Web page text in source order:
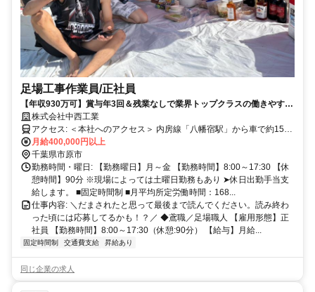
足場工事作業員/正社員
【年収930万可】賞与年3回＆残業なしで業界トップクラスの働きやす
さ！株式会社中西工業
アクセス: ​＜本社へのアクセス＞ 内房線「八幡宿駅」から車で約15分
内房線「五井駅」から車で約20分 ・マイカー通勤OK ・バイク通勤
OK ※燃料費支給あり（規程あり）
月給400,000円以上
千葉県市原市
勤務時間・曜日: 【勤務曜日】月～金 【勤務時間】8:00～17:30 【休
憩時間】90分 ※現場によっては土曜日勤務もあり ➤休日出勤手当支
給します。 ■固定時間制 ■月平均所定労働時間：168...
仕事内容: ＼だまされたと思って最後まで読んでください。読み終わ
った頃には応募してるかも！？／ ◆鳶職／足場職人 【雇用形態】正
社員 【勤務時間】8:00～17:30（休憩:90分） 【給与】月給...
固定時間制 交通費支給 昇給あり
同じ企業の求人